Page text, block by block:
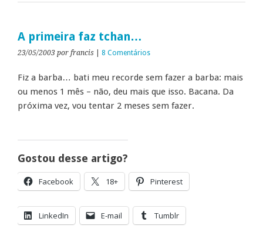
A primeira faz tchan…
23/05/2003 por francis 8 Comentários
Fiz a barba… bati meu recorde sem fazer a barba: mais
ou menos 1 mês – não, deu mais que isso. Bacana. Da
próxima vez, vou tentar 2 meses sem fazer.
Gostou desse artigo?
Facebook 18+ Pinterest
LinkedIn E-mail Tumblr